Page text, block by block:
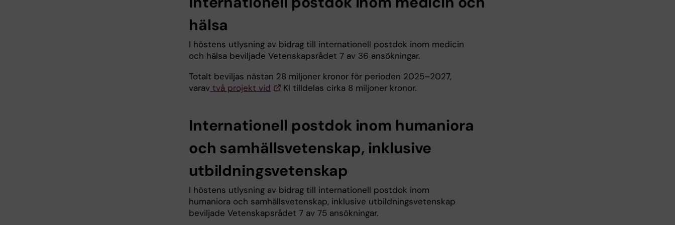
hälsa
I höstens utlysning av bidrag till internationell postdok inom medicin
och hälsa beviljade Vetenskapsrådet 7 av 36 ansökningar.
Totalt beviljas nästan 28 miljoner kronor för perioden 2025–2027,
varav två projekt vid KI tilldelas cirka 8 miljoner kronor.
Internationell postdok inom humaniora
och samhällsvetenskap, inklusive
utbildningsvetenskap
I höstens utlysning av bidrag till internationell postdok inom
humaniora och samhällsvetenskap, inklusive utbildningsvetenskap
beviljade Vetenskapsrådet 7 av 75 ansökningar.